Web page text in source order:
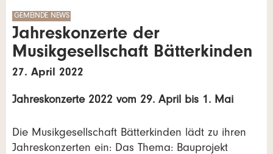
GEMEINDE NEWS
Jahreskonzerte der
Musikgesellschaft Bätterkinden
27. April 2022
Jahreskonzerte 2022 vom 29. April bis 1. Mai
Die Musikgesellschaft Bätterkinden lädt zu ihren
Jahreskonzerten ein: Das Thema: Bauprojekt